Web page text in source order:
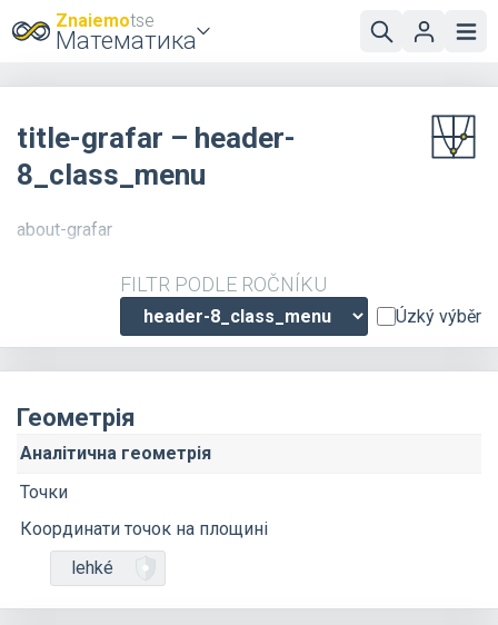
Znaiemotse
Математика
title-grafar – header-
8_class_menu
about-grafar
FILTR PODLE ROČNÍKU
Úzký výběr
Геометрія
Аналітична геометрія
Точки
Координати точок на площині
lehké